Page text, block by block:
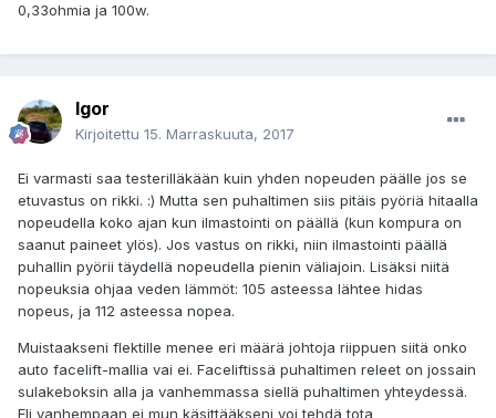
0,33ohmia ja 100w.
Igor
Kirjoitettu 15. Marraskuuta, 2017
Ei varmasti saa testerilläkään kuin yhden nopeuden päälle jos se
etuvastus on rikki. :) Mutta sen puhaltimen siis pitäis pyöriä hitaalla
nopeudella koko ajan kun ilmastointi on päällä (kun kompura on
saanut paineet ylös). Jos vastus on rikki, niin ilmastointi päällä
puhallin pyörii täydellä nopeudella pienin väliajoin. Lisäksi niitä
nopeuksia ohjaa veden lämmöt: 105 asteessa lähtee hidas
nopeus, ja 112 asteessa nopea.
Muistaakseni flektille menee eri määrä johtoja riippuen siitä onko
auto facelift-mallia vai ei. Faceliftissä puhaltimen releet on jossain
sulakeboksin alla ja vanhemmassa siellä puhaltimen yhteydessä.
Eli vanhempaan ei mun käsittääkseni voi tehdä tota